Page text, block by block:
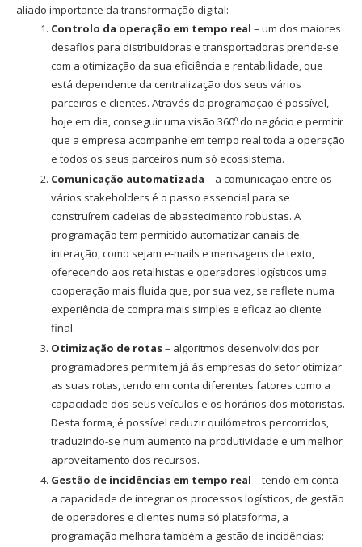
aliado importante da transformação digital:
Controlo da operação em tempo real – um dos maiores
desafios para distribuidoras e transportadoras prende-se
com a otimização da sua eficiência e rentabilidade, que
está dependente da centralização dos seus vários
parceiros e clientes. Através da programação é possível,
hoje em dia, conseguir uma visão 360º do negócio e permitir
que a empresa acompanhe em tempo real toda a operação
e todos os seus parceiros num só ecossistema.
Comunicação automatizada – a comunicação entre os
vários stakeholders é o passo essencial para se
construírem cadeias de abastecimento robustas. A
programação tem permitido automatizar canais de
interação, como sejam e-mails e mensagens de texto,
oferecendo aos retalhistas e operadores logísticos uma
cooperação mais fluida que, por sua vez, se reflete numa
experiência de compra mais simples e eficaz ao cliente
final.
Otimização de rotas– algoritmos desenvolvidos por
programadores permitem já às empresas do setor otimizar
as suas rotas, tendo em conta diferentes fatores como a
capacidade dos seus veículos e os horários dos motoristas.
Desta forma, é possível reduzir quilómetros percorridos,
traduzindo-se num aumento na produtividade e um melhor
aproveitamento dos recursos.
Gestão de incidências em tempo real – tendo em conta
a capacidade de integrar os processos logísticos, de gestão
de operadores e clientes numa só plataforma, a
programação melhora também a gestão de incidências: